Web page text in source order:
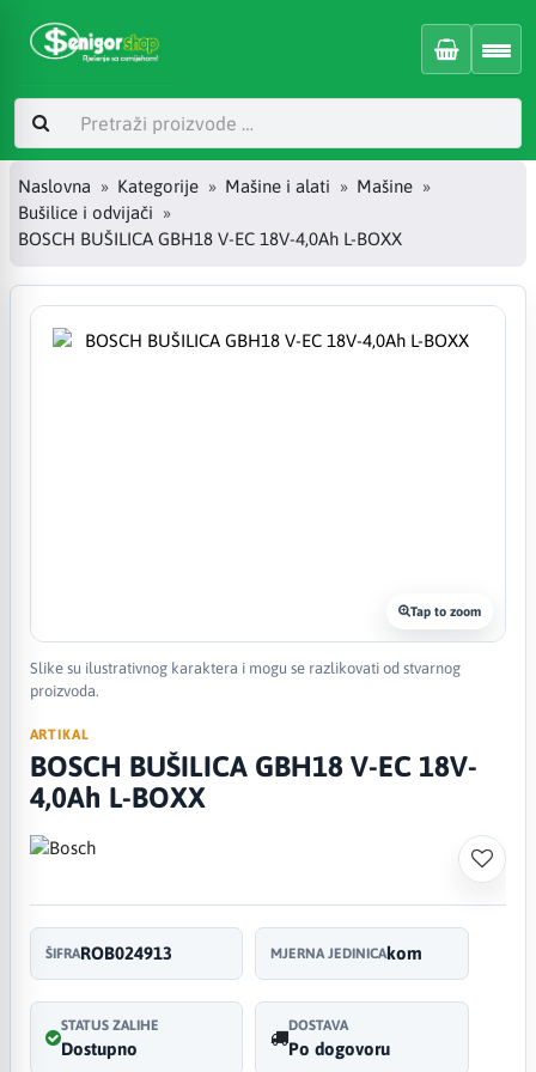
Naslovna Kategorije Mašine i alati
Mašine
Bušilice i odvijači
BOSCH BUŠILICA GBH18 V-EC 18V-4,0Ah L-BOXX
Tap to zoom
Slike su ilustrativnog karaktera i mogu se razlikovati od stvarnog
proizvoda.
ARTIKAL
BOSCH BUŠILICA GBH18 V-EC 18V-
4,0Ah L-BOXX
ŠIFRAROB024913 MJERNA JEDINICAkom
STATUS ZALIHE
Dostupno
DOSTAVA
Po dogovoru